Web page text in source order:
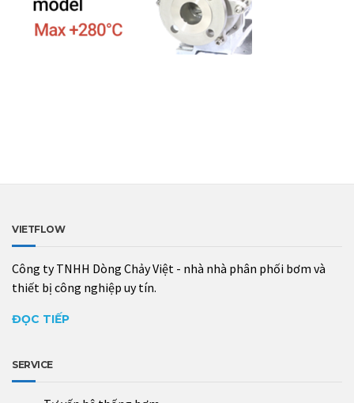
VIETFLOW
Công ty TNHH Dòng Chảy Việt - nhà nhà phân phối bơm và
thiết bị công nghiệp uy tín.
ĐỌC TIẾP
SERVICE